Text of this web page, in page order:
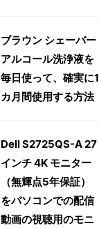
ブラウン シェーバー
アルコール洗浄液を
毎日使って、確実に1
カ月間使用する方法
Dell S2725QS-A 27
インチ 4K モニター
（無輝点5年保証）
をパソコンでの配信
動画の視聴用のモニ